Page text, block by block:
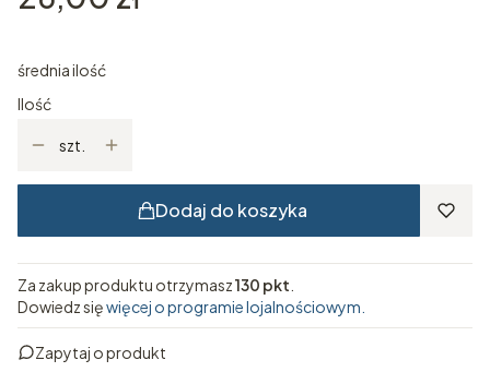
średnia ilość
Ilość
szt.
Dodaj do koszyka
Za zakup produktu otrzymasz130 pkt
Dowiedz sięwięcej o programie lojalnościowym.
Zapytaj o produkt